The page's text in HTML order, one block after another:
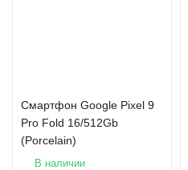
Смартфон Google Pixel 9
Pro Fold 16/512Gb
(Porcelain)
В наличии